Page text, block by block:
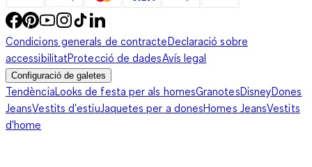
Condicions generals de contracteDeclaració sobre
accessibilitatProtecció de dadesAvís legal
Configuració de galetes
TendènciaLooks de festa per als homesGranotesDisneyDones
JeansVestits d'estiu Jaquetes per a donesHomes JeansVestits
d'home